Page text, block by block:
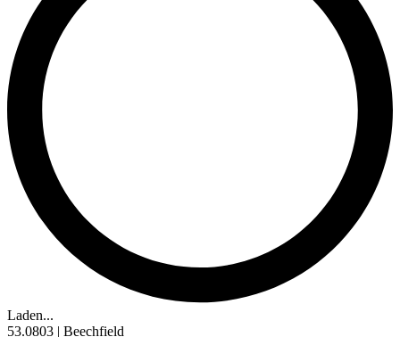
Laden...
53.0803 | Beechfield